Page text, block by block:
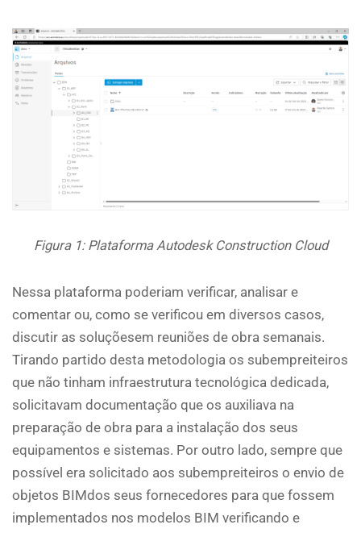
Figura 1: Plataforma Autodesk Construction Cloud
Nessa plataforma poderiam verificar, analisar e
comentar ou, como se verificou em diversos casos,
discutir as soluçõesem reuniões de obra semanais.
Tirando partido desta metodologia os subempreiteiros
que não tinham infraestrutura tecnológica dedicada,
solicitavam documentação que os auxiliava na
preparação de obra para a instalação dos seus
equipamentos e sistemas. Por outro lado, sempre que
possível era solicitado aos subempreiteiros o envio de
objetos BIMdos seus fornecedores para que fossem
implementados nos modelos BIM verificando e